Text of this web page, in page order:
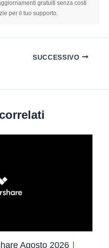
gratuiti senza costi
per il tuo supporto.
SUCCESSIVO
Agosto 2026｜